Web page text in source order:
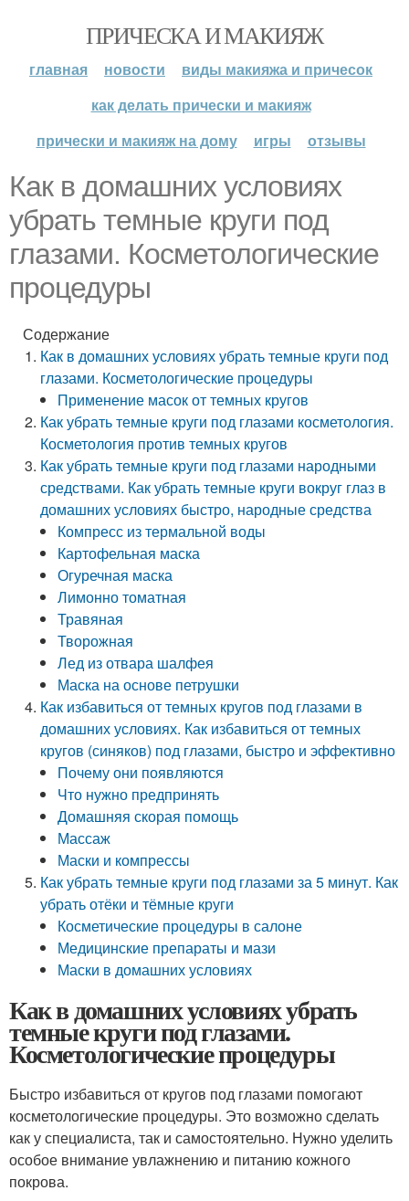
ПРИЧЕСКА И МАКИЯЖ
главная новости
виды макияжа и причесок
как делать прически и макияж
прически и макияж на дому
игры отзывы
Как в домашних условиях
убрать темные круги под
глазами. Косметологические
процедуры
Содержание
Как в домашних условиях убрать темные круги под
глазами. Косметологические процедуры
Применение масок от темных кругов
Как убрать темные круги под глазами косметология.
Косметология против темных кругов
Как убрать темные круги под глазами народными
средствами. Как убрать темные круги вокруг глаз в
домашних условиях быстро, народные средства
Компресс из термальной воды
Картофельная маска
Огуречная маска
Лимонно томатная
Травяная
Творожная
Лед из отвара шалфея
Маска на основе петрушки
Как избавиться от темных кругов под глазами в
домашних условиях. Как избавиться от темных
кругов (синяков) под глазами, быстро и эффективно
Почему они появляются
Что нужно предпринять
Домашняя скорая помощь
Массаж
Маски и компрессы
Как убрать темные круги под глазами за 5 минут. Как
убрать отёки и тёмные круги
Косметические процедуры в салоне
Медицинские препараты и мази
Маски в домашних условиях
Как в домашних условиях убрать
темные круги под глазами.
Косметологические процедуры
Быстро избавиться от кругов под глазами помогают
косметологические процедуры. Это возможно сделать
как у специалиста, так и самостоятельно. Нужно уделить
особое внимание увлажнению и питанию кожного
покрова.